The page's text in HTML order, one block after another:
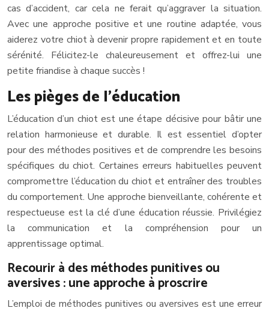
cas d’accident, car cela ne ferait qu’aggraver la situation.
Avec une approche positive et une routine adaptée, vous
aiderez votre chiot à devenir propre rapidement et en toute
sérénité. Félicitez-le chaleureusement et offrez-lui une
petite friandise à chaque succès !
Les pièges de l’éducation
L’éducation d’un chiot est une étape décisive pour bâtir une
relation harmonieuse et durable. Il est essentiel d’opter
pour des méthodes positives et de comprendre les besoins
spécifiques du chiot. Certaines erreurs habituelles peuvent
compromettre l’éducation du chiot et entraîner des troubles
du comportement. Une approche bienveillante, cohérente et
respectueuse est la clé d’une éducation réussie. Privilégiez
la communication et la compréhension pour un
apprentissage optimal.
Recourir à des méthodes punitives ou
aversives : une approche à proscrire
L’emploi de méthodes punitives ou aversives est une erreur